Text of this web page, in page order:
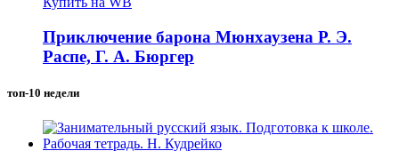
Приключение барона Мюнхаузена Р. Э.
Распе, Г. А. Бюргер
топ-10 недели